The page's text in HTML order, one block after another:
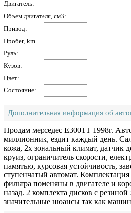
Двигатель:
Объем двигателя, см3:
Привод:
Пробег, km
Руль:
Кузов:
Цвет:
Состояние:
Дополнительная информация об
Продам мерседес Е300ТТ 1998г.
миллионник, ездит каждый день.
кожа, 2х зональный климат, датчик
круиз, ограничитель скорости,
памятью, курсовая устойчивость,
ступенчатый автомат.
фильтра поменяны в двигателе и
назад. 2 комплекта дисков с резиной
значительные нюансы так как